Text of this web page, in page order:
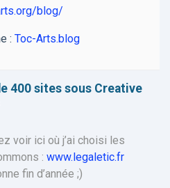
blog/
: Toc-Arts.blog
400 sites sous Creative
voir ici où j’ai choisi les
: www.legaletic.fr
fin d’année ;)